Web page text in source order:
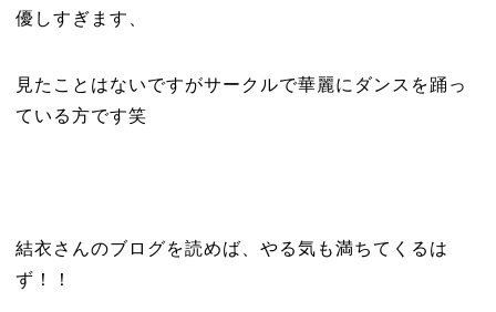
優しすぎます、
見たことはないですがサークルで華麗にダンスを踊っ
ている方です笑
結衣さんのブログを読めば、やる気も満ちてくるは
ず！！